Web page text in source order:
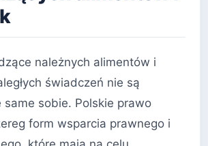
należnych alimentów i
świadczeń nie są
same sobie. Polskie prawo
form wsparcia prawnego i